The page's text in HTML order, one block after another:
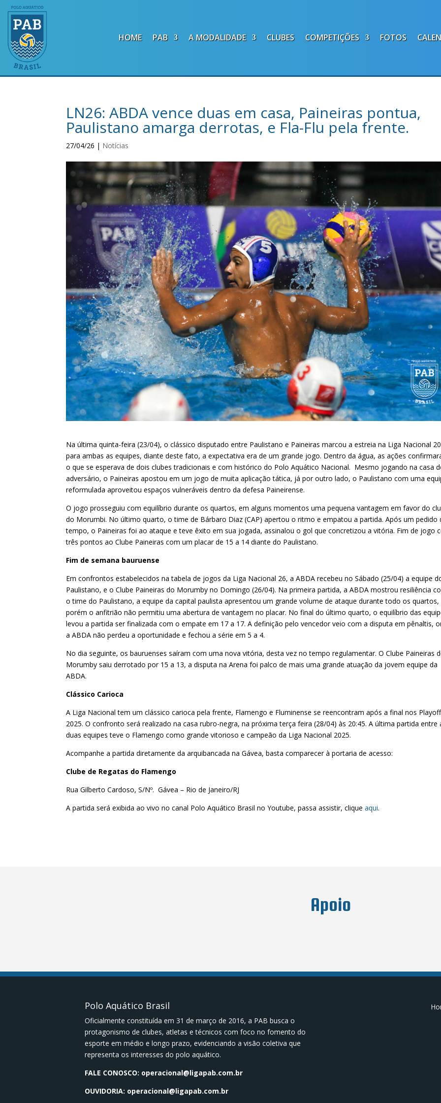
HOME PAB A MODALIDADE CLUBES COMPETIÇÕES FOTOS
LN26: ABDA vence duas em casa, Paineiras pontua,
Paulistano amarga derrotas, e Fla-Flu pela frente.
27/04/26 | Notícias
Na última quinta-feira (23/04), o clássico disputado entre Paulistano e Paineiras marcou a estreia na Liga Nacional
para ambas as equipes, diante deste fato, a expectativa era de um grande jogo. Dentro da água, as ações
o que se esperava de dois clubes tradicionais e com histórico do Polo Aquático Nacional. Mesmo jogando na casa
adversário, o Paineiras apostou em um jogo de muita aplicação tática, já por outro lado, o Paulistano com uma
reformulada aproveitou espaços vulneráveis dentro da defesa Paineirense.
O jogo prosseguiu com equilíbrio durante os quartos, em alguns momentos uma pequena vantagem em favor do
do Morumbi. No último quarto, o time de Bárbaro Diaz (CAP) apertou o ritmo e empatou a partida. Após um pedido
tempo, o Paineiras foi ao ataque e teve êxito em sua jogada, assinalou o gol que concretizou a vitória. Fim de jogo
três pontos ao Clube Paineiras com um placar de 15 a 14 diante do Paulistano.
Fim de semana bauruense
Em confrontos estabelecidos na tabela de jogos da Liga Nacional 26, a ABDA recebeu no Sábado (25/04) a equipe
Paulistano, e o Clube Paineiras do Morumby no Domingo (26/04). Na primeira partida, a ABDA mostrou resiliência
o time do Paulistano, a equipe da capital paulista apresentou um grande volume de ataque durante todo os quartos,
porém o anfitrião não permitiu uma abertura de vantagem no placar. No final do último quarto, o equilíbrio das
levou a partida ser finalizada com o empate em 17 a 17. A definição pelo vencedor veio com a disputa em pênaltis,
a ABDA não perdeu a oportunidade e fechou a série em 5 a 4.
No dia seguinte, os bauruenses saíram com uma nova vitória, desta vez no tempo regulamentar. O Clube Paineiras
Morumby saiu derrotado por 15 a 13, a disputa na Arena foi palco de mais uma grande atuação da jovem equipe da
ABDA.
Clássico Carioca
A Liga Nacional tem um clássico carioca pela frente, Flamengo e Fluminense se reencontram após a final nos
2025. O confronto será realizado na casa rubro-negra, na próxima terça feira (28/04) às 20:45. A última partida entre
duas equipes teve o Flamengo como grande vitorioso e campeão da Liga Nacional 2025.
Acompanhe a partida diretamente da arquibancada na Gávea, basta comparecer à portaria de acesso:
Clube de Regatas do Flamengo
Rua Gilberto Cardoso, S/Nº. Gávea – Rio de Janeiro/RJ
A partida será exibida ao vivo no canal Polo Aquático Brasil no Youtube, passa assistir, cliqueaqui.
Apoio
Polo Aquático Brasil
Oficialmente constituída em 31 de março de 2016, a PAB busca o
protagonismo de clubes, atletas e técnicos com foco no fomento do
esporte em médio e longo prazo, evidenciando a visão coletiva que
representa os interesses do polo aquático.
FALE CONOSCO: operacional@ligapab.com.br
OUVIDORIA: operacional@ligapab.com.br